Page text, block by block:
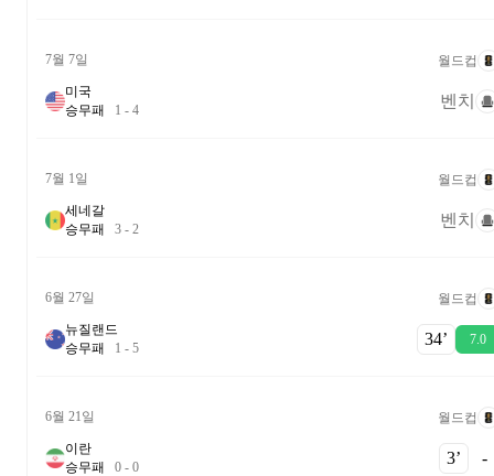
7월 7일 월드컵
미국
승무패 1 - 4
벤치
7월 1일 월드컵
세네갈
승무패 3 - 2
벤치
6월 27일 월드컵
뉴질랜드
승무패 1 - 5 34‎’‎ 7.0
6월 21일 월드컵
이란
승무패 0 - 0 3‎’‎ -